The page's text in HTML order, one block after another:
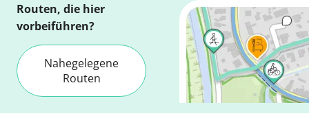
Routen, die hier
vorbeiführen?
Nahegelegene
Routen